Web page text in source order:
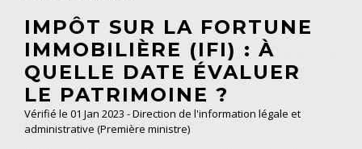
IMPÔT SUR LA FORTUNE
IMMOBILIÈRE (IFI) : À
QUELLE DATE ÉVALUER
LE PATRIMOINE ?
Vérifié le 01 Jan 2023 - Direction de l'information légale et
administrative (Première ministre)